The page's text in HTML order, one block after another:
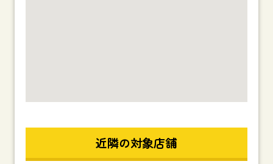
近隣の対象店舗